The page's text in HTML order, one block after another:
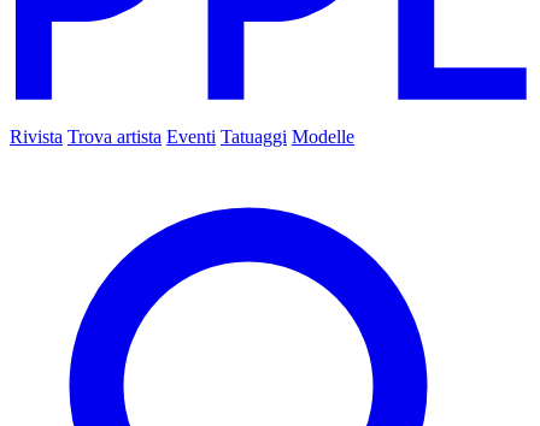
Rivista Trova artista Eventi Tatuaggi Modelle